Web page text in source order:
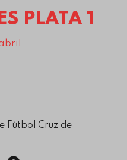
PLATA 1
Fútbol Cruz de
3
4
8